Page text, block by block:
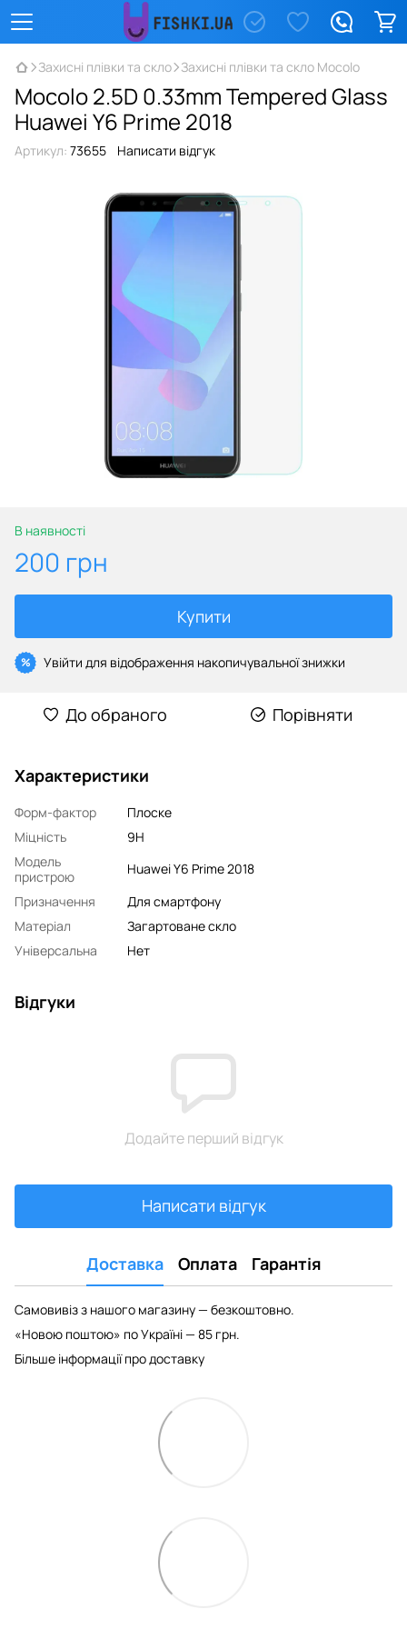
Захисні плівки та скло Захисні плівки та скло Mocolo
Mocolo 2.5D 0.33mm Tempered Glass
Huawei Y6 Prime 2018
Артикул: 73655 Написати відгук
В наявності
200 грн
Купити
% Увійти для відображення накопичувальної знижки
До обраного Порівняти
Характеристики
Форм-фактор
Плоске
Міцність
9H
Модель
пристрою
Huawei Y6 Prime 2018
Призначення
Для смартфону
Матеріал
Загартоване скло
Універсальна
Нет
Відгуки
Додайте перший відгук
Написати відгук
Доставка Оплата Гарантія
Самовивіз з нашого магазину — безкоштовно.
«Новою поштою» по Україні — 85 грн.
Більше інформації про доставку